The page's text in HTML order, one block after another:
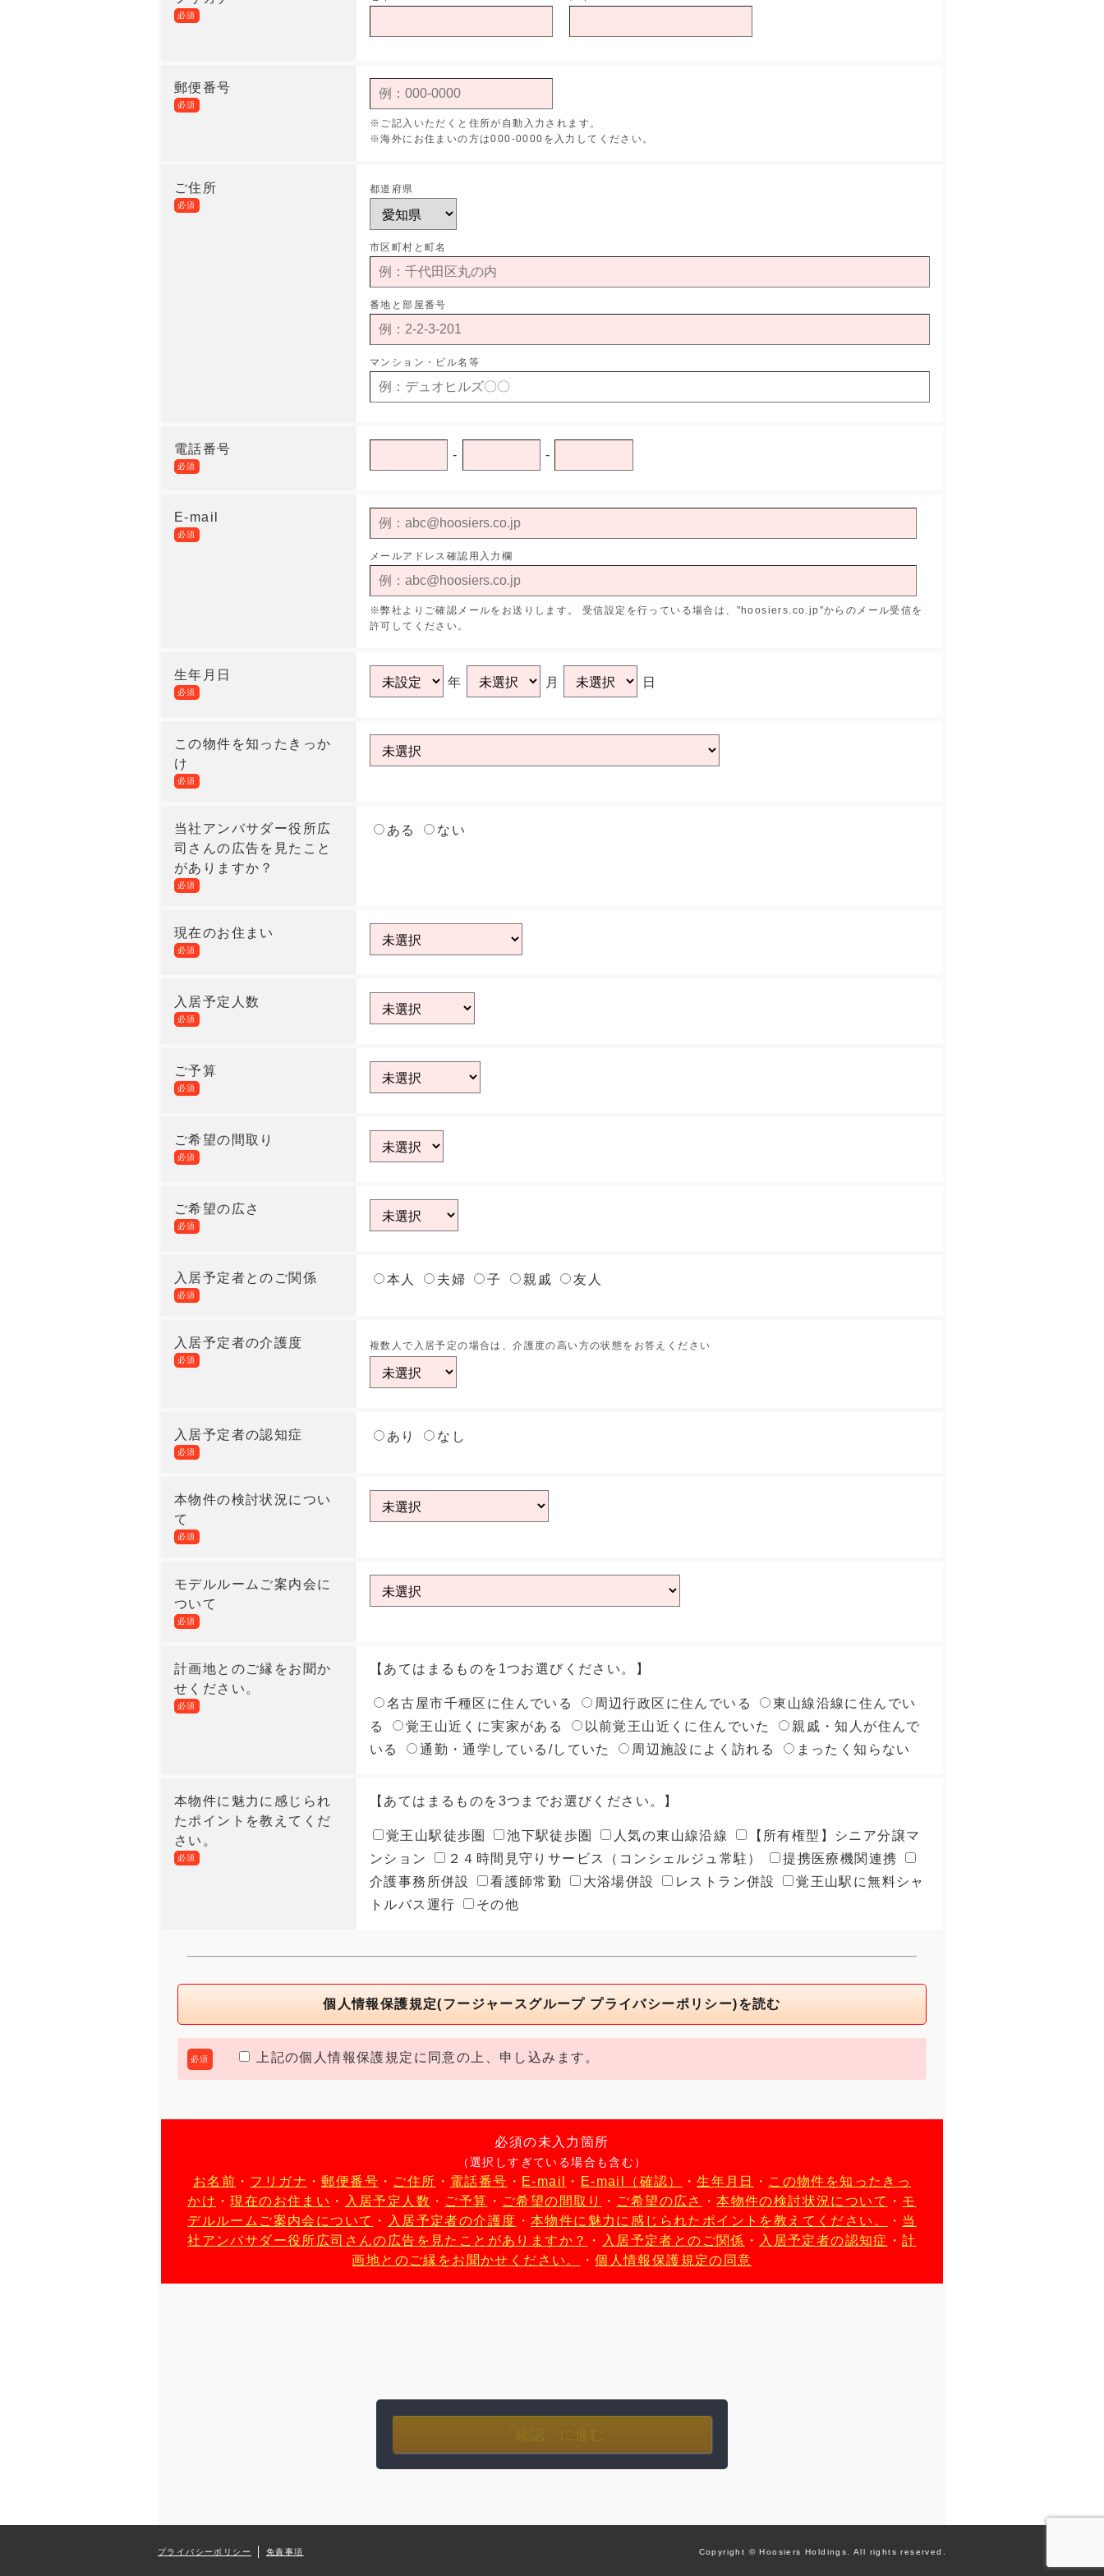
必須
郵便番号
必須
※ご記入いただくと住所が自動入力されます。
※海外にお住まいの方は000-0000を入力してください。
ご住所
必須
都道府県
市区町村と町名
番地と部屋番号
マンション・ビル名等
電話番号
必須
- -
E-mail
必須
メールアドレス確認用入力欄
※弊社よりご確認メールをお送りします。
受信設定を行っている場合は、"hoosiers.co.jp"からのメール受信を
許可してください。
生年月日
必須
年 月 日
この物件を知ったきっか
け
必須
当社アンバサダー役所広
司さんの広告を見たこと
がありますか？
必須
ある ない
現在のお住まい
必須
入居予定人数
必須
ご予算
必須
ご希望の間取り
必須
ご希望の広さ
必須
入居予定者とのご関係
必須
本人 夫婦 子 親戚 友人
入居予定者の介護度
必須
複数人で入居予定の場合は、介護度の高い方の状態をお答えください
入居予定者の認知症
必須
あり なし
本物件の検討状況につい
て
必須
モデルルームご案内会に
ついて
必須
計画地とのご縁をお聞か
せください。
必須
【あてはまるものを1つお選びください。】
名古屋市千種区に住んでいる 周辺行政区に住んでいる
東山線沿線に住んでい
る
覚王山近くに実家がある 以前覚王山近くに住んでいた
親戚・知人が住んで
いる
通勤・通学している/していた 周辺施設によく訪れる まったく知らない
本物件に魅力に感じられ
たポイントを教えてくだ
さい。
必須
【あてはまるものを3つまでお選びください。】
覚王山駅徒歩圏 池下駅徒歩圏 人気の東山線沿線
【所有権型】シニア分譲マ
ンション
２４時間見守りサービス（コンシェルジュ常駐）
提携医療機関連携
介護事務所併設
看護師常勤 大浴場併設 レストラン併設
覚王山駅に無料シャ
トルバス運行
その他
個人情報保護規定(フージャースグループ プライバシーポリシー)を読む
必須 上記の個人情報保護規定に同意の上、申し込みます。
必須の未入力箇所
（選択しすぎている場合も含む）
お名前 ・ フリガナ ・郵便番号 ・ ご住所 ・ 電話番号 ・ E-mail ・ E-mail（確認） ・生年月日 ・ この物件を知ったきっ
かけ ・現在のお住まい ・ 入居予定人数 ・ ご予算 ・ ご希望の間取り ・ ご希望の広さ ・本物件の検討状況について ・ モ
デルルームご案内会について ・ 入居予定者の介護度 ・ 本物件に魅力に感じられたポイントを教えてください。 ・ 当
社アンバサダー役所広司さんの広告を見たことがありますか？
・ 入居予定者とのご関係 ・ 入居予定者の認知症 ・計
画地とのご縁をお聞かせください。
・個人情報保護規定の同意
プライバシーポリシー 免責事項 Copyright © Hoosiers Holdings. All rights reserved.